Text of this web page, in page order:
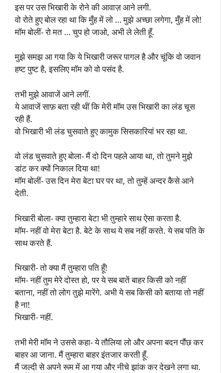
इस पर उस भिखारी के रोने की आवाज़ आने लगी.
वो रोते हुए बोल रहा था कि मुँह में लो … मुझे अच्छा लगेगा, मुँह में लो!
मॉम बोलीं- रो मत … चुप हो जाओ, अभी ले लेती हूँ.
मुझे समझ आ गया कि ये भिखारी जरूर पागल है और चूंकि वो जवान
हष्ट पुष्ट है, इसलिए मॉम को वो पसंद है.
तभी मुझे आवाजें आने लगीं.
ये आवाजें साफ़ बता रही थीं कि मेरी मॉम उस भिखारी का लंड चूस
रही हैं.
वो भिखारी भी लंड चुसवाते हुए कामुक सिसकारियां भर रहा था.
वो लंड चुसवाते हुए बोला- मैं दो दिन पहले आया था, तो तुमने मुझे
डांट कर क्यों निकाल दिया था!
मॉम बोलीं- उस दिन मेरा बेटा घर पर था, तो तुम्हें अन्दर कैसे आने
देती.
भिखारी बोला- क्या तुम्हारा बेटा भी तुम्हारे साथ ऐसा करता है.
मॉम- नहीं वो मेरा बेटा है. बेटे के साथ ये सब नहीं करते. ये सब पति के
साथ करते हैं.
भिखारी- तो क्या मैं तुम्हारा पति हूँ!
मॉम- नहीं तुम मेरे दोस्त हो, पर ये सब बातें बाहर किसी को नहीं
बताना, नहीं तो लोग तुझे मारेंगे. अभी ये सब किसी को बताया तो नहीं
है ना!
भिखारी- नहीं.
तभी मेरी मॉम ने उससे कहा- ये तौलिया लो और अपना बदन पौंछ कर
बाहर आ जाना. मैं तुम्हारा बाहर इंतजार करती हूँ.
मैं जल्दी से अपने रूम में आ गया और नीचे झांक कर देखने लगा था.